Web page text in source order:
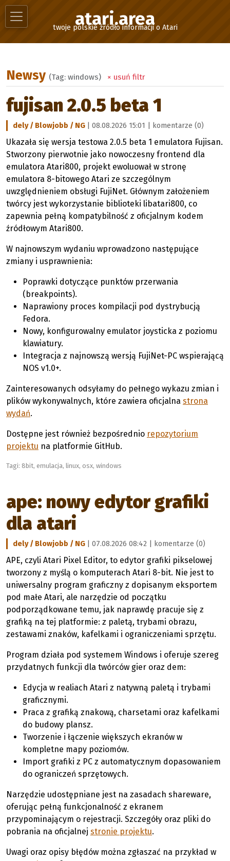
atari.area
twoje polskie źródło informacji o Atari
Newsy (Tag: windows) × usuń filtr
fujisan 2.0.5 beta 1
dely / Blowjobb / NG | 08.08.2026 15:01 | komentarze (0)
Ukazała się wersja testowa 2.0.5 beta 1 emulatora Fujisan.
Stworzony pierwotnie jako nowoczesny frontend dla
emulatora Atari800, projekt ewoluował w stronę
emulatora 8-bitowego Atari ze szczególnym
uwzględnieniem obsługi FujiNet. Głównym założeniem
twórcy jest wykorzystanie biblioteki libatari800, co
zapewnia pełną kompatybilność z oficjalnym kodem
źródłowym Atari800.
W najnowszym wydaniu wprowadzono następujące
zmiany i usprawnienia:
Poprawki dotyczące punktów przerwania
(breakpoints).
Naprawiony proces kompilacji pod dystrybucją
Fedora.
Nowy, konfigurowalny emulator joysticka z poziomu
klawiatury.
Integracja z najnowszą wersją FujiNet-PC wspierającą
NOS v1.0+.
Zainteresowanych odsyłamy do pełnego wykazu zmian i
plików wykonywalnych, które zawiera oficjalna strona
wydań.
Dostępne jest również bezpośrednio repozytorium
projektu na platformie GitHub.
Tagi: 8bit, emulacja, linux, osx, windows
ape: nowy edytor grafiki
dla atari
dely / Blowjobb / NG | 07.08.2026 08:42 | komentarze (0)
APE, czyli Atari Pixel Editor, to edytor grafiki pikselowej
tworzony z myślą o komputerach Atari 8-bit. Nie jest to
uniwersalny program graficzny z dopisanym eksportem
pod małe Atari, ale narzędzie od początku
podporządkowane temu, jak naprawdę pracuje się z
grafiką na tej platformie: z paletą, trybami obrazu,
zestawami znaków, kafelkami i ograniczeniami sprzętu.
Program działa pod systemem Windows i oferuje szereg
przydatnych funkcji dla twórców gier oraz dem:
Edycja w realiach Atari z natywną paletą i trybami
graficznymi.
Praca z grafiką znakową, charsetami oraz kafelkami
do budowy plansz.
Tworzenie i łączenie większych ekranów w
kompletne mapy poziomów.
Import grafiki z PC z automatycznym dopasowaniem
do ograniczeń sprzętowych.
Narzędzie udostępniane jest na zasadach shareware,
oferując pełną funkcjonalność z ekranem
przypominającym o rejestracji. Szczegóły oraz pliki do
pobrania na oficjalnej stronie projektu.
Uwagi oraz opisy błędów można zgłaszać na przykład w